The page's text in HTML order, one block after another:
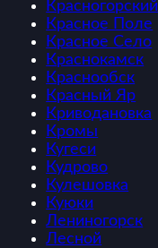
Красногорский
Красное Поле
Красное Село
Краснокамск
Краснообск
Красный Яр
Криводановка
Кромы
Кугеси
Кудрово
Кулешовка
Куюки
Лениногорск
Лесной